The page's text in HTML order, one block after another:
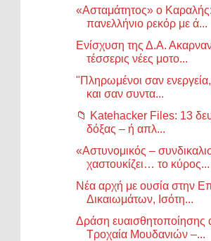
«Ασταμάτητος» ο
πανελλήνιο ρεκόρ με ά...
Ενίσχυση της Δ.Α.
τέσσερις νέες μοτο...
"Πληρωμένοι σαν
και σαν συντα...
📁 Katehacker Files: 13
δόξας – ή απλ...
«Αστυνομικός –
χαστουκίζει… το κύρος...
Νέα αρχή με ουσία στην
Δικαιωμάτων, Ισότη...
Δράση ευαισθητοποίησης
Τροχαία Μουδανιών –...